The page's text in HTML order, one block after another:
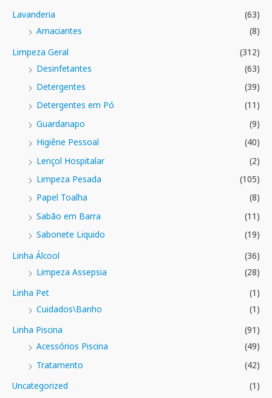
Lavanderia
(63)
Amaciantes
(8)
Limpeza Geral
(312)
Desinfetantes
(63)
Detergentes
(39)
Detergentes em Pó
(11)
Guardanapo
(9)
Higiêne Pessoal
(40)
Lençol Hospitalar
(2)
Limpeza Pesada
(105)
Papel Toalha
(8)
Sabão em Barra
(11)
Sabonete Liquido
(19)
Linha Álcool
(36)
Limpeza Assepsia
(28)
Linha Pet
(1)
Cuidados\Banho
(1)
Linha Piscina
(91)
Acessórios Piscina
(49)
Tratamento
(42)
Uncategorized
(1)